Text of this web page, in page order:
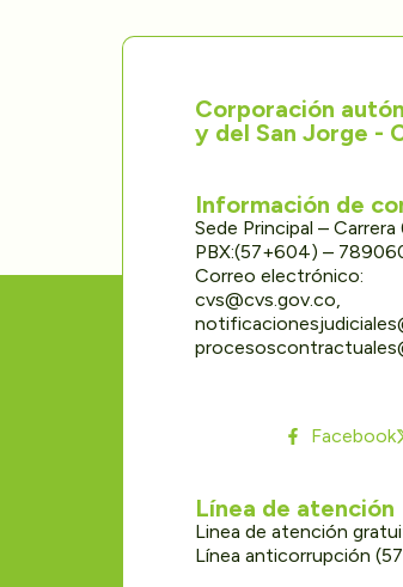
Corporación
y del San Jorge -
Información de
Sede Principal –
PBX:(57+604) –
Correo electrónico:
cvs@cvs.gov.co,
Facebook
Línea de atención
Linea de atención
Línea anticorrupción